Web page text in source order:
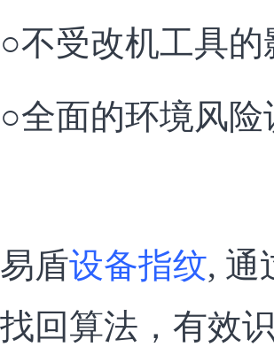
○不受改机工具的
○全面的环境风险
易盾设备指纹, 通
找回算法，有效